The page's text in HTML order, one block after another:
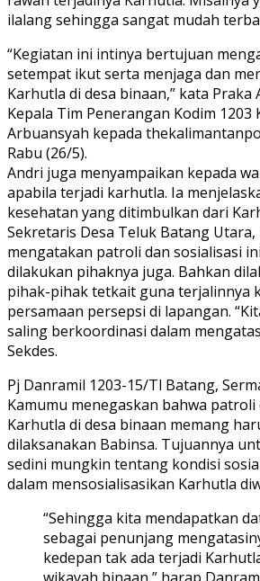
ilalang sehingga sangat mudah
“Kegiatan ini intinya bertujuan
setempat ikut serta menjaga dan
Karhutla di desa binaan,” kata Praka
Kepala Tim Penerangan Kodim 1203
Arbuansyah kepada
Rabu (26/5).
Andri juga menyampaikan kepada
apabila terjadi karhutla. Ia
kesehatan yang ditimbulkan dari
Sekretaris Desa Teluk Batang Utara,
mengatakan patroli dan sosialisasi
dilakukan pihaknya juga. Bahkan
pihak-pihak tetkait guna terjalinnya
persamaan persepsi di lapangan.
saling berkoordinasi dalam
Sekdes.
Pj Danramil 1203-15/Tl Batang,
Kamumu menegaskan bahwa patroli
Karhutla di desa binaan memang
dilaksanakan Babinsa. Tujuannya
sedini mungkin tentang kondisi
dalam mensosialisasikan Karhutla
“Sehingga kita mendapatkan
sebagai penunjang
kedepan tak ada terjadi